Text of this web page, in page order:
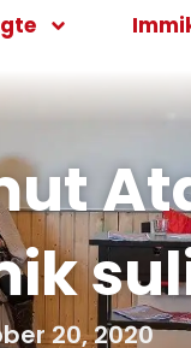
20, 2020